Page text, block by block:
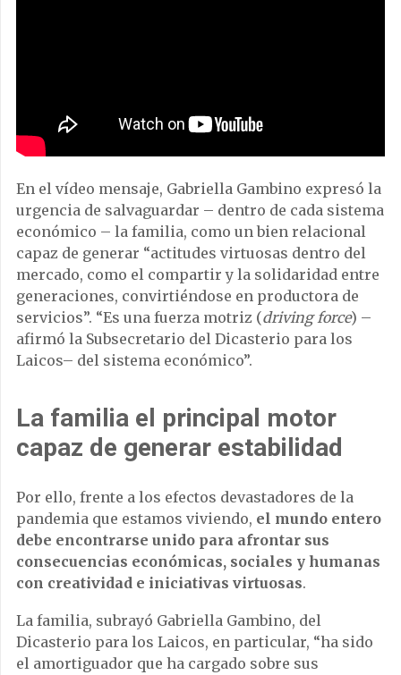
En el vídeo mensaje, Gabriella Gambino expresó la
urgencia de salvaguardar – dentro de cada sistema
económico – la familia, como un bien relacional
capaz de generar “actitudes virtuosas dentro del
mercado, como el compartir y la solidaridad entre
generaciones, convirtiéndose en productora de
servicios”. “Es una fuerza motriz (driving force) –
afirmó la Subsecretario del Dicasterio para los
Laicos– del sistema económico”.
La familia el principal motor
capaz de generar estabilidad
Por ello, frente a los efectos devastadores de la
pandemia que estamos viviendo, el mundo entero
debe encontrarse unido para afrontar sus
consecuencias económicas, sociales y humanas
con creatividad e iniciativas virtuosas.
La familia, subrayó Gabriella Gambino, del
Dicasterio para los Laicos, en particular, “ha sido
el amortiguador que ha cargado sobre sus